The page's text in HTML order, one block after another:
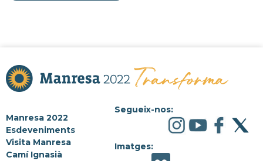
Manresa 2022
Esdeveniments
Visita Manresa
Camí Ignasià
Segueix-nos:
Imatges: